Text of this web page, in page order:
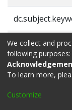
We collect and
following purposes:
To learn more,
Customize